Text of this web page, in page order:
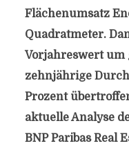
Flächenumsatz
Quadratmeter.
Vorjahreswert um
zehnjährige
Prozent
aktuelle Analyse
BNP Paribas Real